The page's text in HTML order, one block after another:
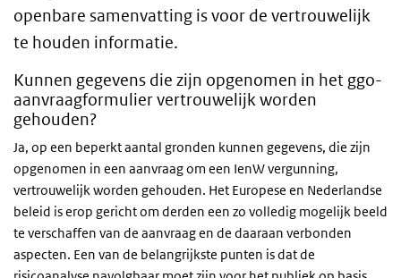
openbare samenvatting is voor de vertrouwelijk
te houden informatie.
Kunnen gegevens die zijn opgenomen in het ggo-
aanvraagformulier vertrouwelijk worden
gehouden?
Ja, op een beperkt aantal gronden kunnen gegevens, die zijn
opgenomen in een aanvraag om een IenW vergunning,
vertrouwelijk worden gehouden. Het Europese en Nederlandse
beleid is erop gericht om derden een zo volledig mogelijk beeld
te verschaffen van de aanvraag en de daaraan verbonden
aspecten. Een van de belangrijkste punten is dat de